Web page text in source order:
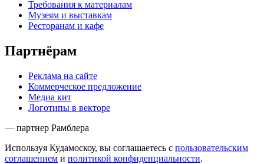
Требования к материалам
Музеям и выставкам
Ресторанам и кафе
Партнёрам
Реклама на сайте
Коммерческое предложение
Медиа кит
Логотипы в векторе
— партнер Рамблера
Используя Кудамоскоу, вы соглашаетесь с пользовательским
соглашением и политикой конфиденциальности.